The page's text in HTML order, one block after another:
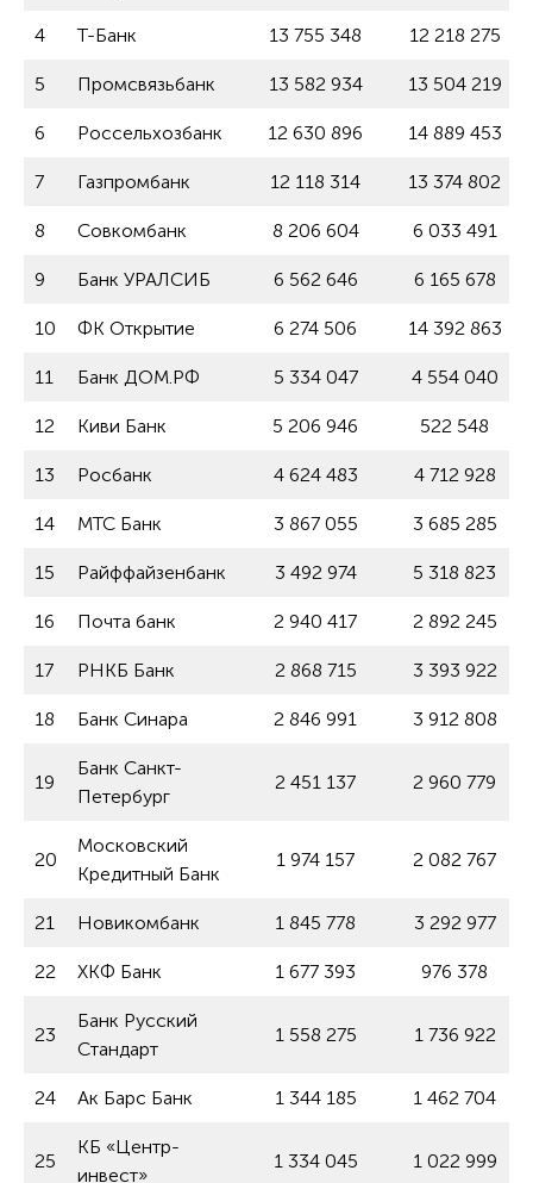
4 Т-Банк 13 755 348 12 218 275
5 Промсвязьбанк 13 582 934 13 504 219
6 Россельхозбанк 12 630 896 14 889 453
7 Газпромбанк 12 118 314 13 374 802
8 Совкомбанк 8 206 604 6 033 491
9 Банк УРАЛСИБ 6 562 646 6 165 678
10 ФК Открытие 6 274 506 14 392 863
11 Банк ДОМ.РФ 5 334 047 4 554 040
12 Киви Банк 5 206 946 522 548
13 Росбанк 4 624 483 4 712 928
14 МТС Банк 3 867 055 3 685 285
15 Райффайзенбанк 3 492 974 5 318 823
16 Почта банк 2 940 417 2 892 245
17 РНКБ Банк 2 868 715 3 393 922
18 Банк Синара 2 846 991 3 912 808
19
Банк Санкт-
Петербург
2 451 137 2 960 779
20
Московский
Кредитный Банк
1 974 157 2 082 767
21 Новикомбанк 1 845 778 3 292 977
22 ХКФ Банк 1 677 393 976 378
23
Банк Русский
Стандарт
1 558 275 1 736 922
24 Ак Барс Банк 1 344 185 1 462 704
25
КБ «Центр-
инвест»
1 334 045 1 022 999